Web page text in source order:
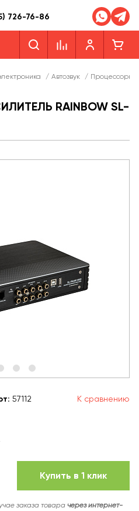
726-76-86
/ Автозвук /
RAINBOW SL-
: 57112 К сравнению
Купить в 1 клик
заказа товара через интернет-